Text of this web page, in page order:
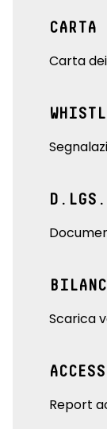
Carta
Scarica
Report